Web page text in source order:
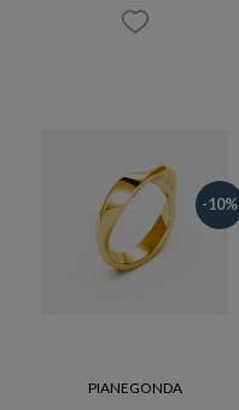
-10%
PIANEGONDA